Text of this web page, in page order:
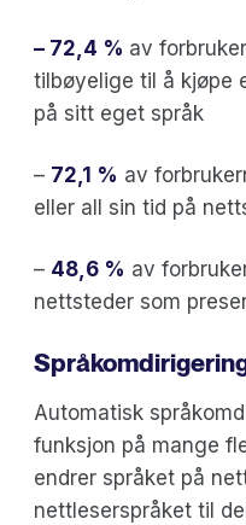
– 72,4 % av
tilbøyelige til å kjøpe
på sitt eget språk
– 72,1 % av
eller all sin tid på
– 48,6 % av
nettsteder som
Automatisk
funksjon på mange
endrer språket på
nettleserspråket til